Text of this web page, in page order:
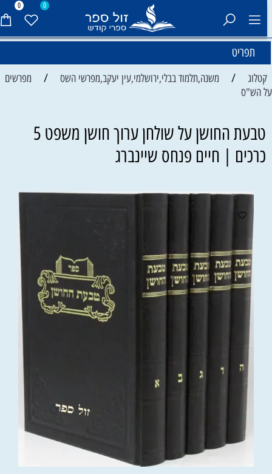
0 0
תפריט
קטלוג / משנה,תלמוד בבלי,ירושלמי,עין יעקב,מפרשי השס /
מפרשים
הש"ס
טבעת החושן על שולחן ערוך חושן משפט 5
כרכים | חיים פנחס שיינברג